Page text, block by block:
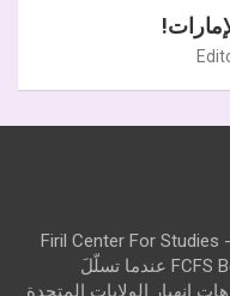
عندما تسلّلَ الجولاني من باب المطبخ؟ - Firil Center For Studies
FCFS Berlin Germany Dr. Jameel M. Shaheen عندما تسلّلَ
انهيار الولايات المتحدة